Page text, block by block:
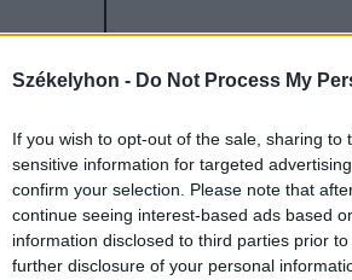
Székelyhon - Do Not Process My
If you wish to opt-out of the sale, sharing
sensitive information for targeted
confirm your selection. Please note that
continue seeing interest-based ads based
information disclosed to third parties prior
further disclosure of your personal
E-mail-cím
Jelszó
Elfelejtette a jelszavát?